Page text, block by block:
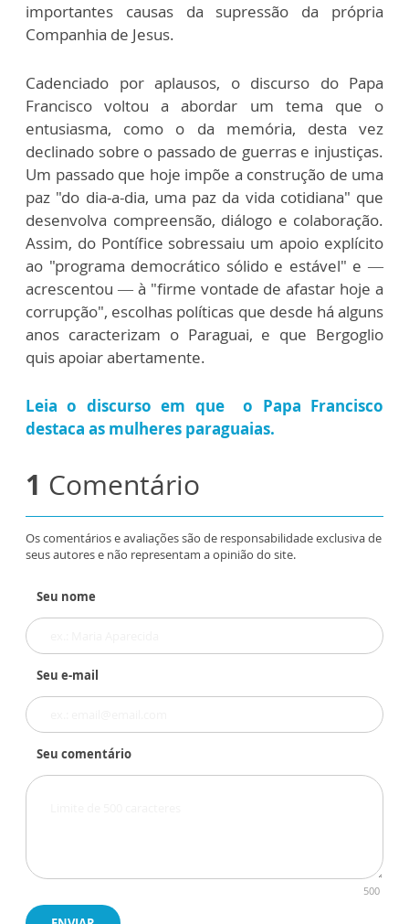
importantes causas da supressão da própria
Companhia de Jesus.
Cadenciado por aplausos, o discurso do Papa
Francisco voltou a abordar um tema que o
entusiasma, como o da memória, desta vez
declinado sobre o passado de guerras e injustiças.
Um passado que hoje impõe a construção de uma
paz "do dia-a-dia, uma paz da vida cotidiana" que
desenvolva compreensão, diálogo e colaboração.
Assim, do Pontífice sobressaiu um apoio explícito
ao "programa democrático sólido e estável" e —
acrescentou — à "firme vontade de afastar hoje a
corrupção", escolhas políticas que desde há alguns
anos caracterizam o Paraguai, e que Bergoglio
quis apoiar abertamente.
Leia o discurso em que o Papa Francisco
destaca as mulheres paraguaias.
1 Comentário
Os comentários e avaliações são de responsabilidade exclusiva de
seus autores e não representam a opinião do site.
Seu nome
Seu e-mail
Seu comentário
500